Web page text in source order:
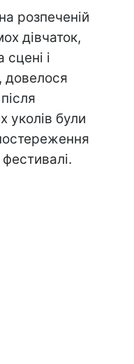
розпеченій
дівчаток,
і
довелося
уколів були